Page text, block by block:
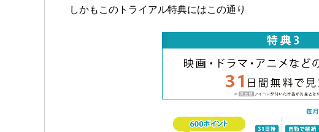
しかもこのトライアル特典にはこの通り